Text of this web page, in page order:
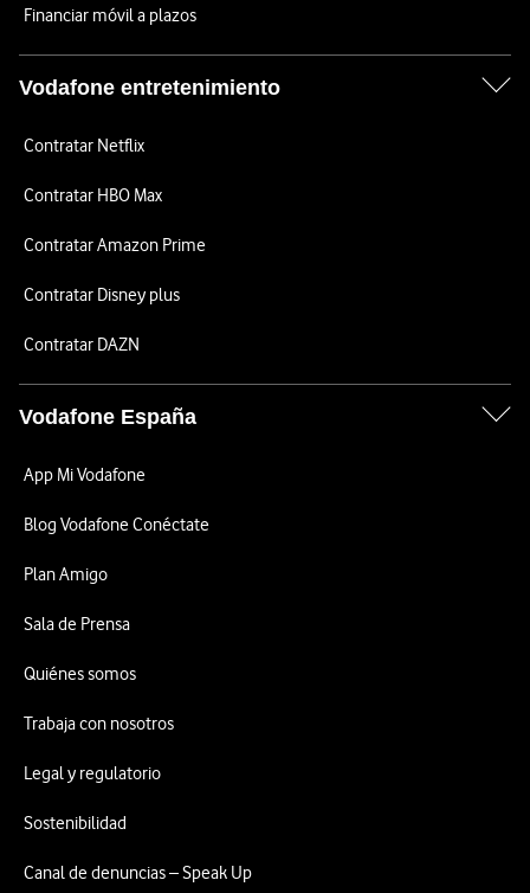
Financiar móvil a plazos
Vodafone entretenimiento
Contratar Netflix
Contratar HBO Max
Contratar Amazon Prime
Contratar Disney plus
Contratar DAZN
Vodafone España
App Mi Vodafone
Blog Vodafone Conéctate
Plan Amigo
Sala de Prensa
Quiénes somos
Trabaja con nosotros
Legal y regulatorio
Sostenibilidad
Canal de denuncias – Speak Up